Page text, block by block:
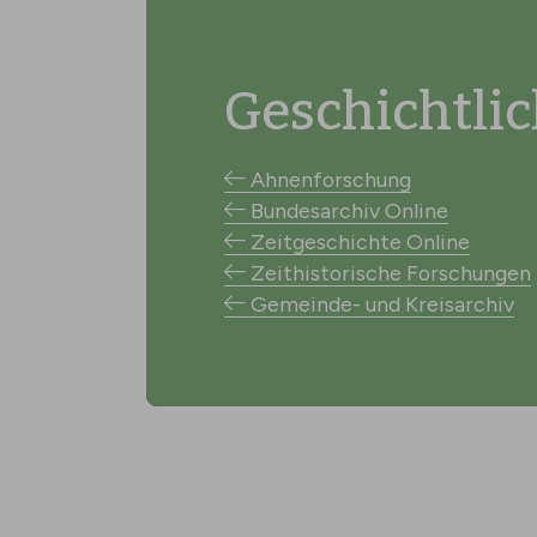
Ahnenforschung
Bundesarchiv Online
Zeitgeschichte Online
Zeithistorische Forschungen
Gemeinde- und Kreisarchiv